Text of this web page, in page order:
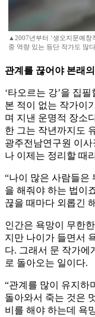
▲2007년부터 ‘생오지문예창
중 역량 있는 등단 작가도 많
관계를 끊어야 본래
‘타오르는 강’을 집
본 적이 없는 작가이
며 지낸 운명적 장소
한 그는 작년까지도
광주전남연구원 이
나 이제는 정리할 때
“나이 많은 사람들은
을 해줘야 하는 법이
끊을 때마다 외롭긴
인간은 욕망이 무한
지만 나이가 들면서
다. 그래서 문 작가에
로 돌아오는 일이다.
“관계를 많이 유지하
돌아와서 죽는 것은
비를 해야 하는데 욕